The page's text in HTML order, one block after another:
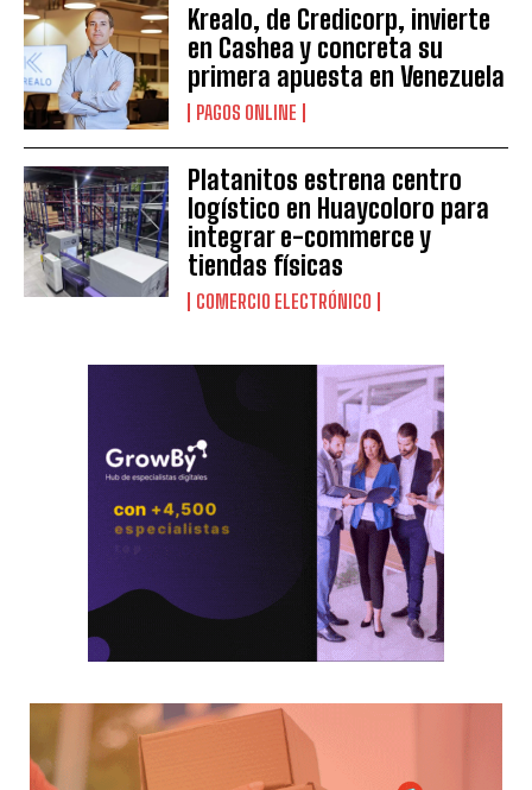
Krealo, de Credicorp, invierte
en Cashea y concreta su
primera apuesta en Venezuela
PAGOS ONLINE
Platanitos estrena centro
logístico en Huaycoloro para
integrar e-commerce y
tiendas físicas
COMERCIO ELECTRÓNICO